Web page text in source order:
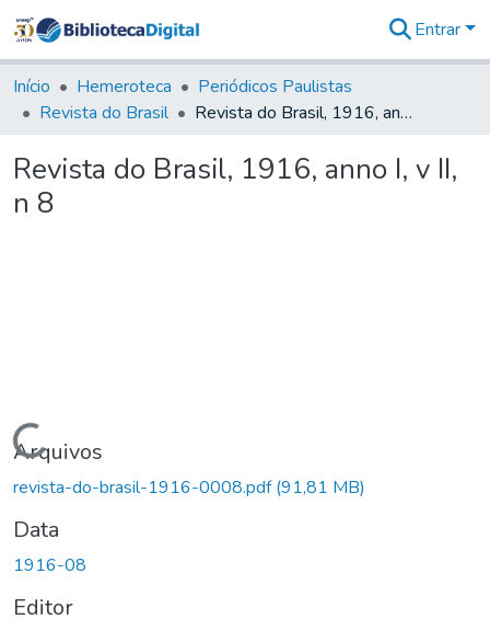
&
Coleções
Tudo na
Digital
Entrar
Início Hemeroteca
Periódicos Paulistas
Revista do Brasil
Revista do Brasil, 1916, anno I, v II, n 8
Revista do Brasil, 1916, anno I, v II,
n 8
Carregando...
Arquivos
revista-do-brasil-1916-0008.pdf(91,81 MB)
Data
1916-08
Editor